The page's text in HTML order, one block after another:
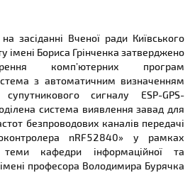
засіданні Вченої ради Київського
імені Бориса Грінченка затверджено
комп’ютерних програм
з автоматичним визначенням
сигналу ESP-GPS-
система виявлення завад для
безпроводових каналів передачі
nRF52840» у рамках
теми кафедри інформаційної та
професора Володимира Бурячка